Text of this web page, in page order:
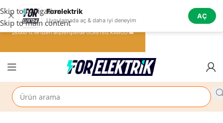
✕ Forelektrik
Uygulamada aç & daha iyi deneyim
AÇ
Skip to navigation
Skip to main content
25.000 TL ve üzeri alışverişlerde ÜCRETSİZ KARGO 🚚